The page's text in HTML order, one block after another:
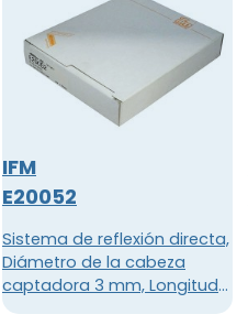
IFM
E20052
Sistema de reflexión directa,
Diámetro de la cabeza
captadora 3 mm, Longitud
total 600 mm, Temperatura